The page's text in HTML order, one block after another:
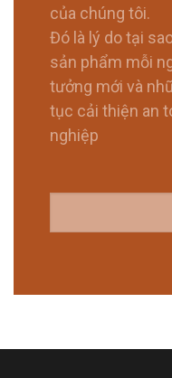
của chúng tôi.
Đó là lý do tại
sản phẩm mỗi
tưởng mới và
tục cải thiện an
nghiệp